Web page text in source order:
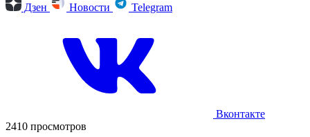
Дзен Новости Telegram
Вконтакте
2410 просмотров